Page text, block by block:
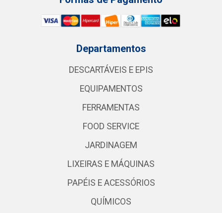
Departamentos
DESCARTÁVEIS E EPIS
EQUIPAMENTOS
FERRAMENTAS
FOOD SERVICE
JARDINAGEM
LIXEIRAS E MÁQUINAS
PAPÉIS E ACESSÓRIOS
QUÍMICOS